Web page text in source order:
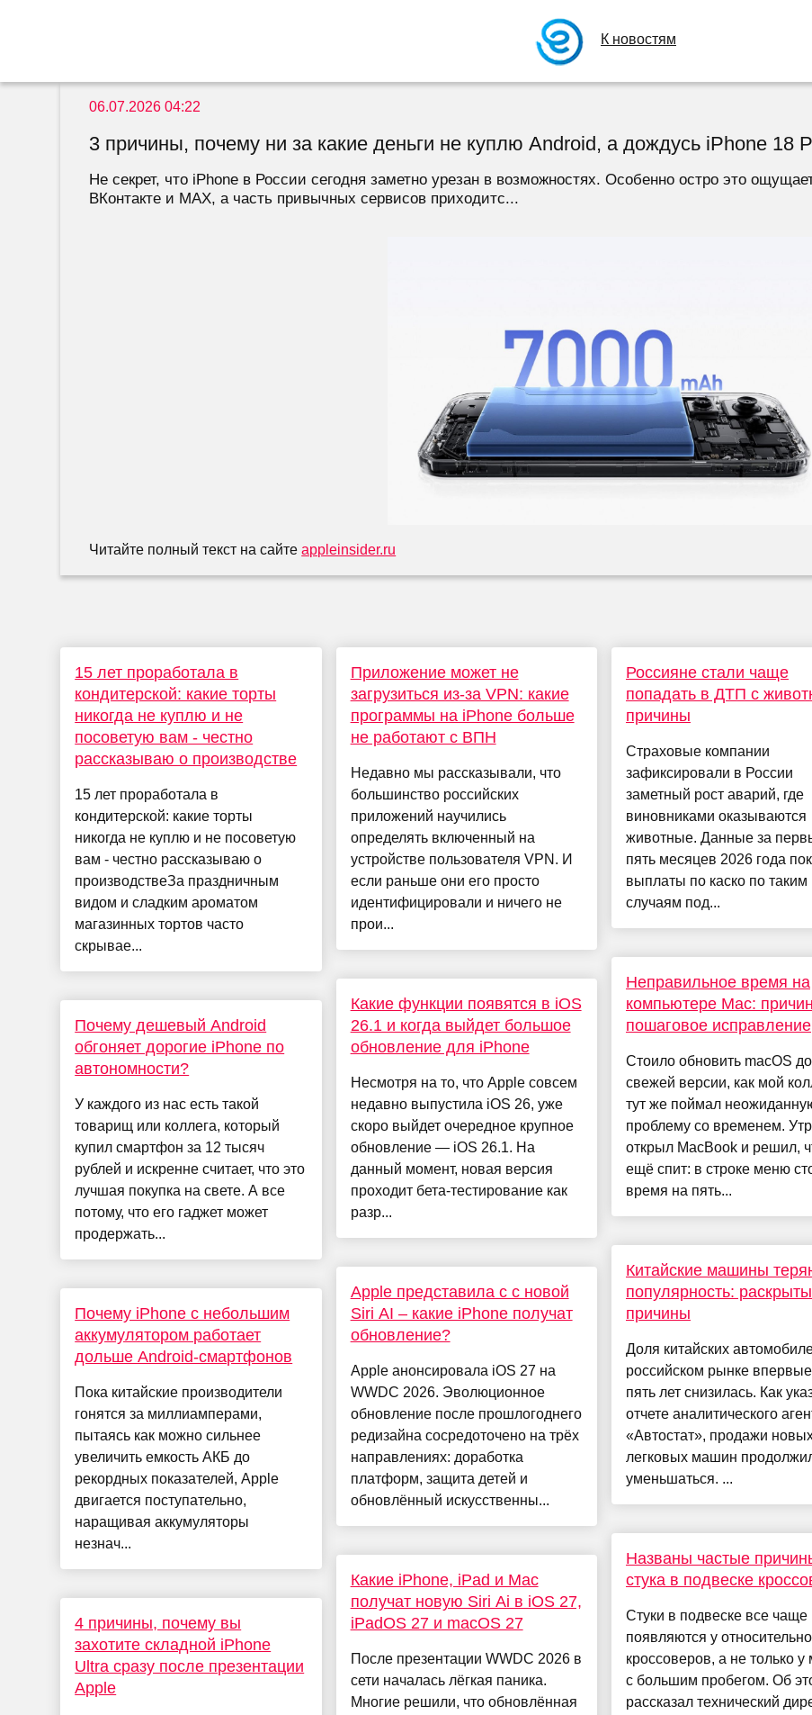
К новостям
06.07.2026 04:22
3 причины, почему ни за какие деньги не куплю Android, а дождусь iPhone 18
Не секрет, что iPhone в России сегодня заметно урезан в возможностях. Особенно остро это
ВКонтакте и MAX, а часть привычных сервисов приходитс...
Читайте полный текст на сайтеappleinsider.ru
15 лет проработала в
кондитерской: какие торты
никогда не куплю и не
посоветую вам - честно
рассказываю о производстве
15 лет проработала в
кондитерской: какие торты
никогда не куплю и не посоветую
вам - честно рассказываю о
производствеЗа праздничным
видом и сладким ароматом
магазинных тортов часто
скрывае...
Почему дешевый Android
обгоняет дорогие iPhone по
автономности?
У каждого из нас есть такой
товарищ или коллега, который
купил смартфон за 12 тысяч
рублей и искренне считает, что это
лучшая покупка на свете. А все
потому, что его гаджет может
продержать...
Почему iPhone с небольшим
аккумулятором работает
дольше Android-смартфонов
Пока китайские производители
гонятся за миллиамперами,
пытаясь как можно сильнее
увеличить емкость АКБ до
рекордных показателей, Apple
двигается поступательно,
наращивая аккумуляторы
незнач...
4 причины, почему вы
захотите складной iPhone
Ultra сразу после презентации
Apple
Приложение может не
загрузиться из-за VPN: какие
программы на iPhone больше
не работают с ВПН
Недавно мы рассказывали, что
большинство российских
приложений научились
определять включенный на
устройстве пользователя VPN. И
если раньше они его просто
идентифицировали и ничего не
прои...
Какие функции появятся в iOS
26.1 и когда выйдет большое
обновление для iPhone
Несмотря на то, что Apple совсем
недавно выпустила iOS 26, уже
скоро выйдет очередное крупное
обновление — iOS 26.1. На
данный момент, новая версия
проходит бета-тестирование как
разр...
Apple представила c с новой
Siri AI – какие iPhone получат
обновление?
Apple анонсировала iOS 27 на
WWDC 2026. Эволюционное
обновление после прошлогоднего
редизайна сосредоточено на трёх
направлениях: доработка
платформ, защита детей и
обновлённый искусственны...
Какие iPhone, iPad и Mac
получат новую Siri Ai в iOS 27,
iPadOS 27 и macOS 27
После презентации WWDC 2026 в
сети началась лёгкая паника.
Многие решили, что обновлённая
Россияне стали чаще
попадать в ДТП с
причины
Страховые компании
зафиксировали в России
заметный рост аварий, где
виновниками оказываются
животные. Данные за
пять месяцев 2026 года
выплаты по каско по таким
случаям под...
Неправильное время на
компьютере Mac:
пошаговое исправление
Стоило обновить macOS до
свежей версии, как мой
тут же поймал
проблему со временем.
открыл MacBook и решил,
ещё спит: в строке меню
время на пять...
Китайские машины
популярность: раскрыты
причины
Доля китайских
российском рынке впервые
пять лет снизилась. Как
отчете аналитического
«Автостат», продажи
легковых машин
уменьшаться. ...
Названы частые
стука в подвеске
Стуки в подвеске все чаще
появляются у
кроссоверов, а не только
с большим пробегом. Об
рассказал технический